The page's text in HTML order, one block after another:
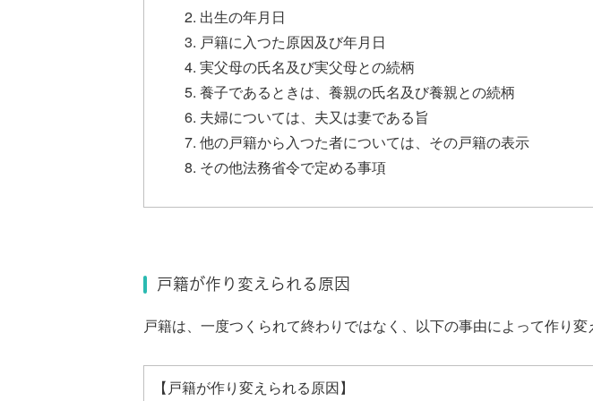
出生の年月日
戸籍に入つた原因及び年月日
実父母の氏名及び実父母との続柄
養子であるときは、養親の氏名及び養親との続柄
夫婦については、夫又は妻である旨
他の戸籍から入つた者については、その戸籍の表示
その他法務省令で定める事項
戸籍が作り変えられる原因
戸籍は、一度つくられて終わりではなく、以下の事由によって作り変
【戸籍が作り変えられる原因】